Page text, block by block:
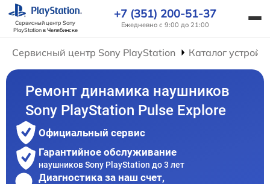
Сервисный центр Sony
PlayStationв Челябинске
+7 (351) 200-51-37
Ежедневно с 9:00 до 21:00
Сервисный центр Sony PlayStation Каталог
Ремонт динамика наушников
Sony PlayStation Pulse Explore
Официальный сервис
Гарантийное обслуживание
наушников Sony PlayStation до 3 лет
Диагностика за наш счет,